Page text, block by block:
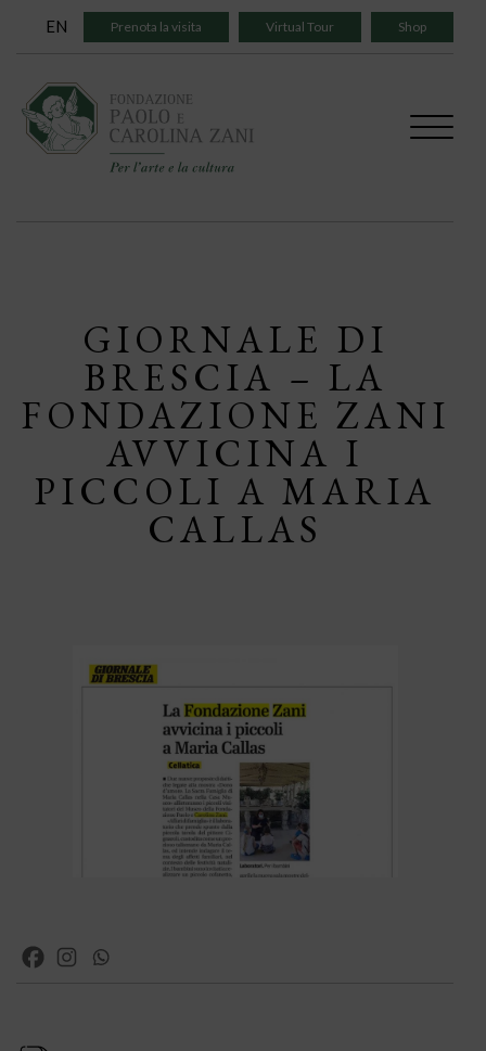
EN Prenota la visita Virtual Tour Shop
GIORNALE DI
BRESCIA – LA
FONDAZIONE ZANI
AVVICINA I
PICCOLI A MARIA
CALLAS